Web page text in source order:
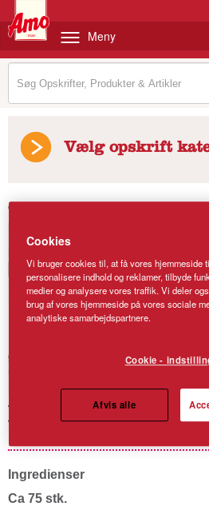
Meny
Vælg opskrift
Opskrifter/Finsk pistaciestykke
Finsk
Ingredienser
Ca 75 stk.
Cookies
Vi bruger cookies til, at få vores hjemmeside
personalisere indhold og reklamer, tilbyde
medier og analysere vores traffik. Vi deler
brug af vores hjemmeside på vores sociale
analytiske samarbejdspartnere.
Cookie -
Afvis alle